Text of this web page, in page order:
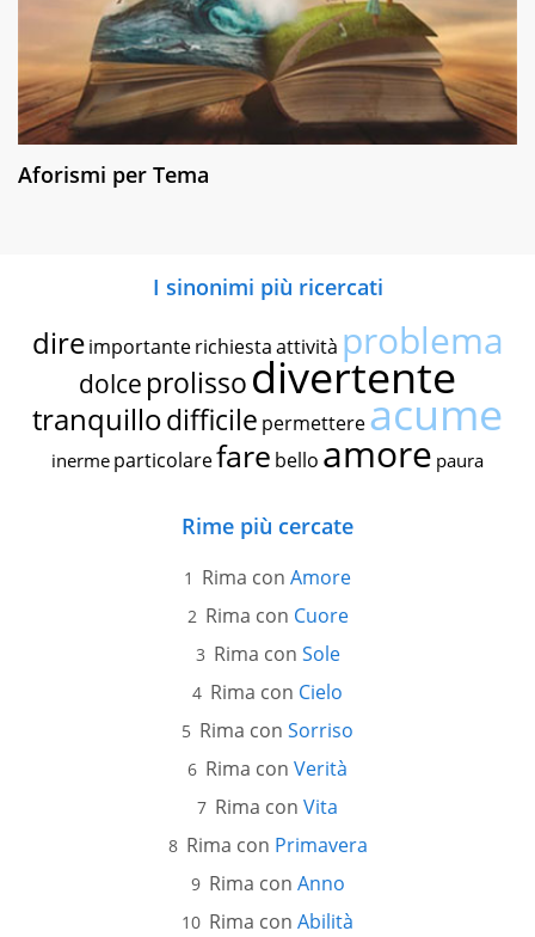
Aforismi per Tema
I sinonimi più ricercati
dire importante richiestaattività problema
dolce prolissodivertente
tranquillodifficile permettereacume
inerme particolarefare bello amore paura
Rime più cercate
Rima con Amore
Rima con Cuore
Rima con Sole
Rima con Cielo
Rima con Sorriso
Rima con Verità
Rima con Vita
Rima con Primavera
Rima con Anno
Rima con Abilità